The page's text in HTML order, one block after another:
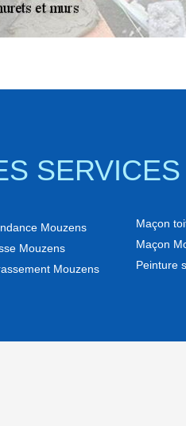
SERVICES
Mouzens
Mouzens
Mouzens
Maçon
Maçon
Peinture